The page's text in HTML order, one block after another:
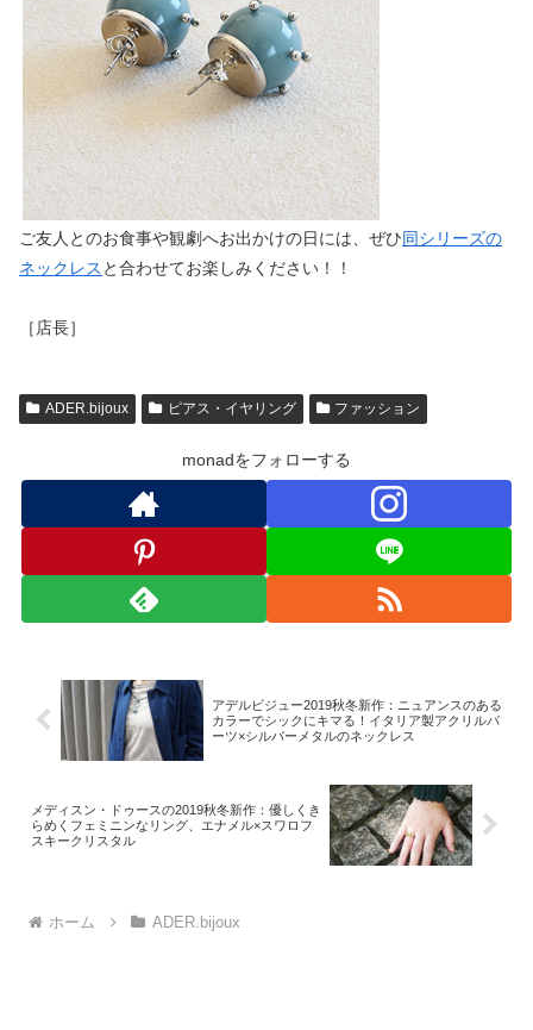
ご友人とのお食事や観劇へお出かけの日には、ぜひ同シリーズの
ネックレス と合わせてお楽しみください！！
［店長］
ADER.bijoux ピアス・イヤリング ファッション
monadをフォローする
アデルビジュー2019秋冬新作：ニュアンスのある
カラーでシックにキマる！イタリア製アクリルパ
ーツ×シルバーメタルのネックレス
メディスン・ドゥースの2019秋冬新作：優しくき
らめくフェミニンなリング、エナメル×スワロフ
スキークリスタル
ホーム ADER.bijoux